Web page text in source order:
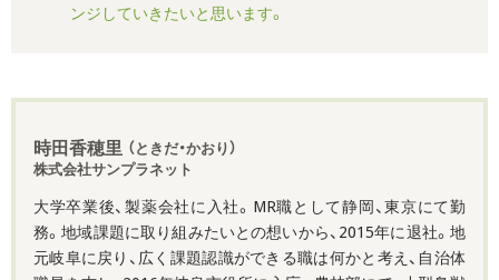
ンジしていきたいと思います。
時田香穂里 （ときだ・かおり）
株式会社サンプラネット
大学卒業後、製薬会社に入社。MR職として静岡、東京にて勤
務。地域課題に取り組みたいとの想いから、2015年に退社。地
元岐阜に戻り、広く課題認識ができる職は何かと考え、自治体